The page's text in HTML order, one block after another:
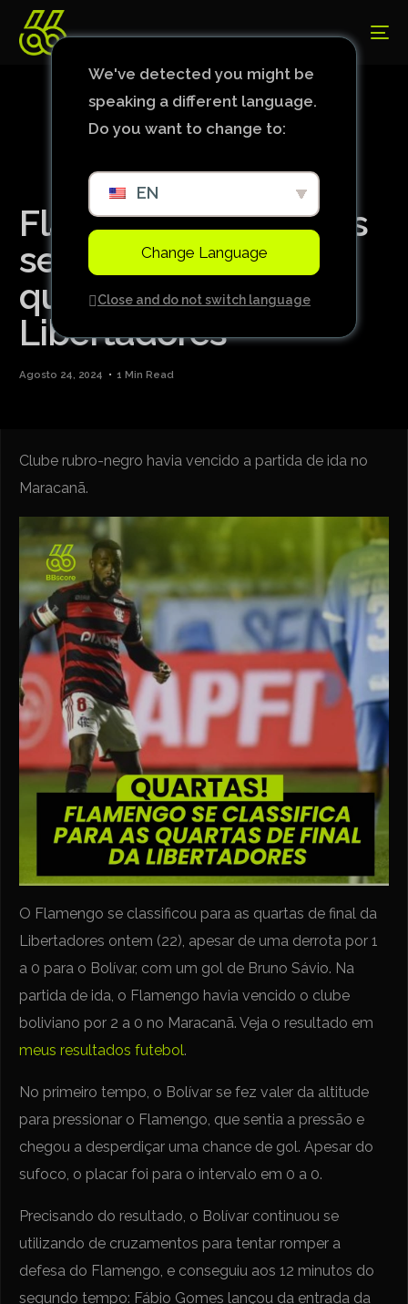
Flamengo perde mas
se classifica para as
quartas da
Libertadores
Agosto 24, 2024 1 Min Read
Clube rubro-negro havia vencido a partida de ida no
Maracanã.
O Flamengo se classificou para as quartas de final da
Libertadores ontem (22), apesar de uma derrota por 1
a 0 para o Bolívar, com um gol de Bruno Sávio. Na
partida de ida, o Flamengo havia vencido o clube
boliviano por 2 a 0 no Maracanã. Veja o resultado em
meus resultados futebol.
No primeiro tempo, o Bolívar se fez valer da altitude
para pressionar o Flamengo, que sentia a pressão e
chegou a desperdiçar uma chance de gol. Apesar do
sufoco, o placar foi para o intervalo em 0 a 0.
Precisando do resultado, o Bolívar continuou se
utilizando de cruzamentos para tentar romper a
defesa do Flamengo, e conseguiu aos 12 minutos do
segundo tempo: Fábio Gomes lançou da entrada da
We've detected you might be
speaking a different language.
Do you want to change to:
EN
Change Language
Close and do not switch language